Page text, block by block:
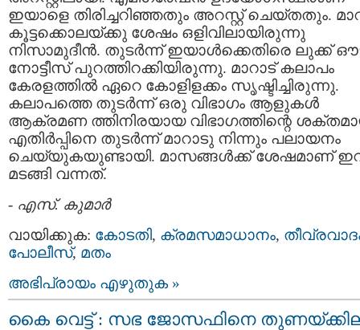
ഇയാളെ തിരിച്ചറിഞ്ഞതും അറസ്റ്റ്‌ ചെയ്തതും.
കൂട്ടക്കൊലയ്ക്കു ശേഷം ഒളിവിലായിരുന്നു
നിസാമുദീന്‍. തുടര്‍ന്ന് ഇയാള്‍ക്കെതിരെ ലുക്ക്
നോട്ടീസ് പുറത്തിറക്കിയിരുന്നു. മാറാട് കലാപം
കേരളത്തില്‍ ഏറെ കോളിളക്കം സൃഷ്ടിച്ചിരുന്നു.
കലാപത്തെ തുടര്‍ന്ന് ഒരു വിഭാഗം ആളുകള്‍
ആക്രമണ ത്തിനിരയായ വിഭാഗത്തിന്റെ
എതിര്‍പ്പിനെ തുടര്‍ന്ന് മാറാടു നിന്നും പലായനം
ചെയ്യുകയുണ്ടായി. മാസങ്ങള്‍ക്ക് ശേഷമാണ്
മടങ്ങി വന്നത്.
- എസ്. കുമാര്‍
വായിക്കുക: കോടതി, ക്രമസമാധാനം,
പോലീസ്‌, മതം
അഭിപ്രായം എഴുതുക »
കൈ വെട്ട് : സഭ ജോസഫിനെ